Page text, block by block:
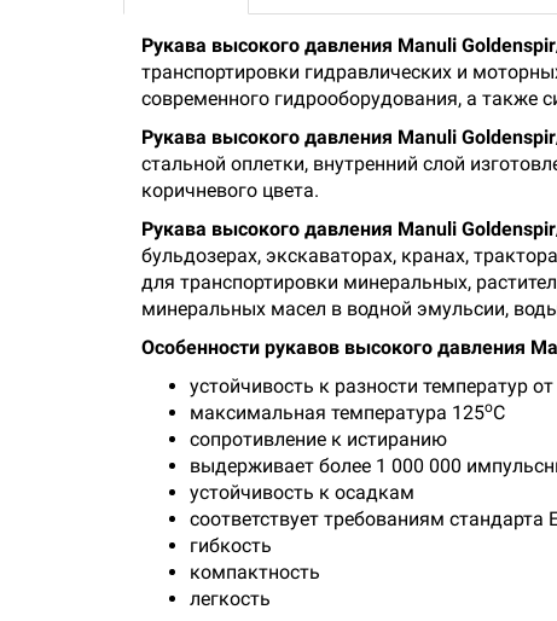
Рукава высокого давления Manuli
транспортировки гидравлических и
современного гидрооборудования, а также
Рукава высокого давления Manuli
стальной оплетки, внутренний слой
коричневого цвета.
Рукава высокого давления Manuli
бульдозерах, экскаваторах, кранах,
для транспортировки минеральных,
минеральных масел в водной эмульсии,
Особенности рукавов высокого давления
устойчивость к разности температур от
максимальная температура 125оС
сопротивление к истиранию
выдерживает более 1 000 000
устойчивость к осадкам
соответствует требованиям стандарта
гибкость
компактность
легкость